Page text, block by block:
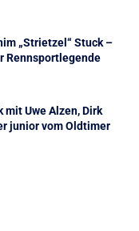
„Strietzel“ Stuck –
Rennsportlegende
Uwe Alzen, Dirk
junior vom Oldtimer